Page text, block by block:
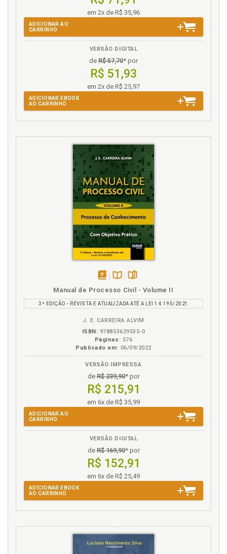
em 2x de R$ 35,96
ADICIONAR AO
CARRINHO
VERSÃO DIGITAL
de R$ 57,70* por
R$ 51,93
em 2x de R$ 25,97
ADICIONAR EBOOK
AO CARRINHO
eBookB.V.
Manual de Processo Civil - Volume II
3ª EDIÇÃO - REVISTA E ATUALIZADA ATÉ A LEI 14.195/2021
J. E. CARREIRA ALVIM
ISBN: 978853629535-0
Páginas: 576
Publicado em: 06/09/2022
VERSÃO IMPRESSA
deR$ 239,90* por
R$ 215,91
em 6x de R$ 35,99
ADICIONAR AO
CARRINHO
VERSÃO DIGITAL
deR$ 169,90* por
R$ 152,91
em 6x de R$ 25,49
ADICIONAR EBOOK
AO CARRINHO